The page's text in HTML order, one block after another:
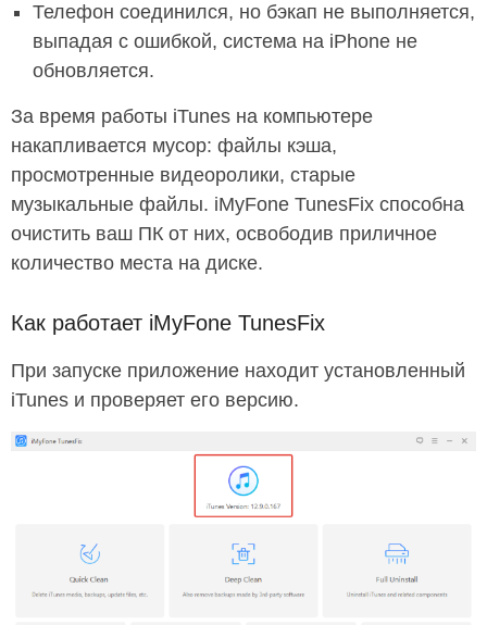
Телефон соединился, но бэкап не выполняется,
выпадая с ошибкой, система на iPhone не
обновляется.
За время работы iTunes на компьютере
накапливается мусор: файлы кэша,
просмотренные видеоролики, старые
музыкальные файлы. iMyFone TunesFix способна
очистить ваш ПК от них, освободив приличное
количество места на диске.
Как работает iMyFone TunesFix
При запуске приложение находит установленный
iTunes и проверяет его версию.